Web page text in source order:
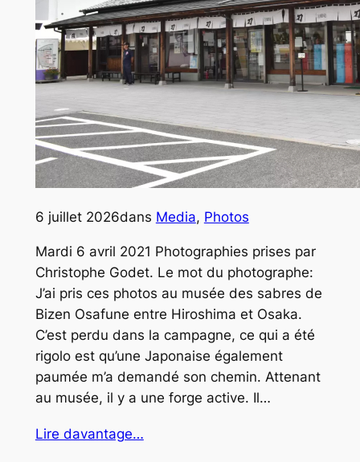
6 juillet 2026dans Media, Photos
Mardi 6 avril 2021 Photographies prises par
Christophe Godet. Le mot du photographe:
J’ai pris ces photos au musée des sabres de
Bizen Osafune entre Hiroshima et Osaka.
C’est perdu dans la campagne, ce qui a été
rigolo est qu’une Japonaise également
paumée m’a demandé son chemin. Attenant
au musée, il y a une forge active. Il…
Lire davantage…